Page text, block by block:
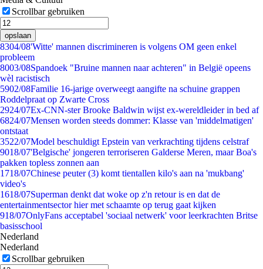
Scrollbar gebruiken
opslaan
8304/08'Witte' mannen discrimineren is volgens OM geen enkel
probleem
8003/08Spandoek "Bruine mannen naar achteren" in België opeens
wèl racistisch
5902/08Familie 16-jarige overweegt aangifte na schuine grappen
Roddelpraat op Zwarte Cross
2924/07Ex-CNN-ster Brooke Baldwin wijst ex-wereldleider in bed af
6824/07Mensen worden steeds dommer: Klasse van 'middelmatigen'
ontstaat
3522/07Model beschuldigt Epstein van verkrachting tijdens celstraf
9018/07'Belgische' jongeren terroriseren Galderse Meren, maar Boa's
pakken topless zonnen aan
1718/07Chinese peuter (3) komt tientallen kilo's aan na 'mukbang'
video's
1618/07Superman denkt dat woke op z'n retour is en dat de
entertainmentsector hier met schaamte op terug gaat kijken
918/07OnlyFans acceptabel 'sociaal netwerk' voor leerkrachten Britse
basisschool
Nederland
Nederland
Scrollbar gebruiken